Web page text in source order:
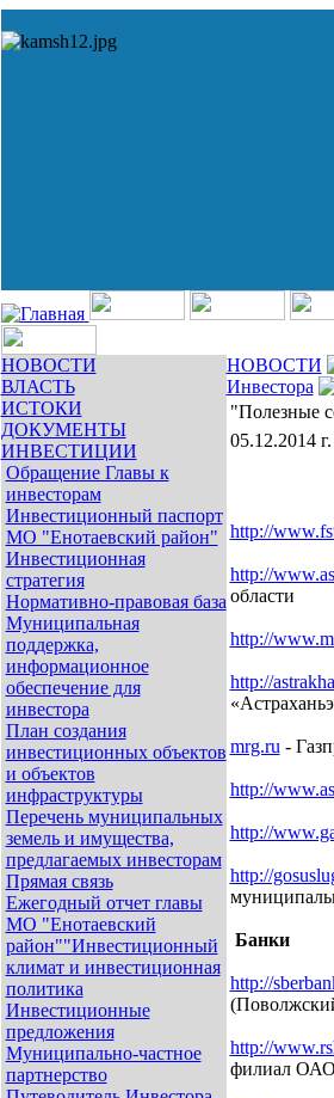
НОВОСТИ
ВЛАСТЬ
ИСТОКИ
ДОКУМЕНТЫ
ИНВЕСТИЦИИ
Обращение Главы к
инвесторам
Инвестиционный паспорт
МО "Енотаевский район"
Инвестиционная
стратегия
Нормативно-правовая база
Муниципальная
поддержка,
информационное
обеспечение для
инвестора
План создания
инвестиционных объектов
и объектов
инфраструктуры
Перечень муниципальных
земель и имущества,
предлагаемых инвесторам
Прямая связь
Ежегодный отчет главы
МО "Енотаевский
район""Инвестиционный
климат и инвестиционная
политика
Инвестиционные
предложения
Муниципально-частное
партнерство
НОВОСТИ
Инвестора
"Полезные
05.12.2014 г.
http://
http://
области
http://
http://
mrg.ru -
http://
http://
http://
Банки
http://
http://
филиал ОАО